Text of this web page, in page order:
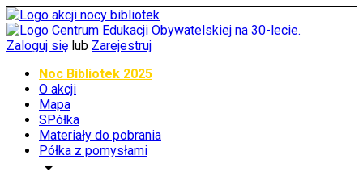
Zaloguj się lub Zarejestruj
Noc Bibliotek 2025
O akcji
Mapa
SPółka
Materiały do pobrania
Półka z pomysłami
arrow_drop_down